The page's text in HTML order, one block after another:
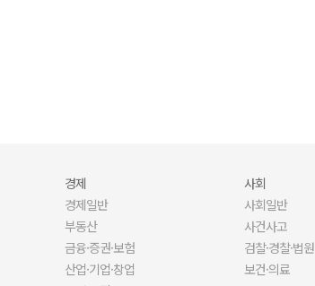
경제
경제일반
부동산
금융·증권·보험
산업·기업·창업
사회
사회일반
사건사고
검찰·경찰·법원
보건·의료